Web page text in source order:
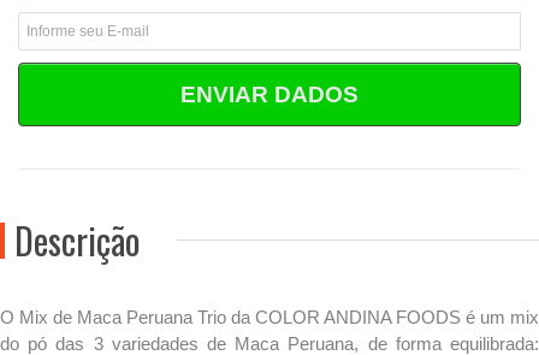
ENVIAR DADOS
Descrição
O Mix de Maca Peruana Trio da COLOR ANDINA FOODS é um mix
do pó das 3 variedades de Maca Peruana, de forma equilibrada: